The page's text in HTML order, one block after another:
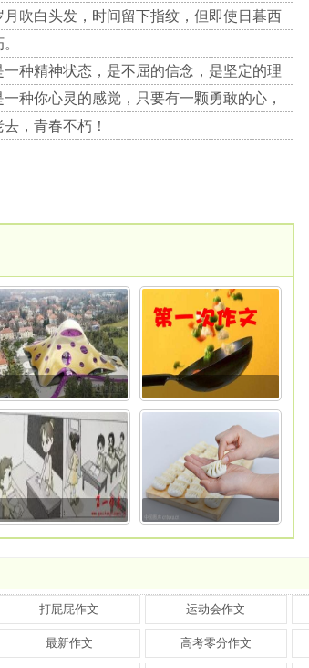
吹白头发，时间留下指纹，但即使日暮西
种精神状态，是不屈的信念，是坚定的理
种你心灵的感觉，只要有一颗勇敢的心，
，青春不朽！
打屁屁作文 运动会作文
最新作文 高考零分作文